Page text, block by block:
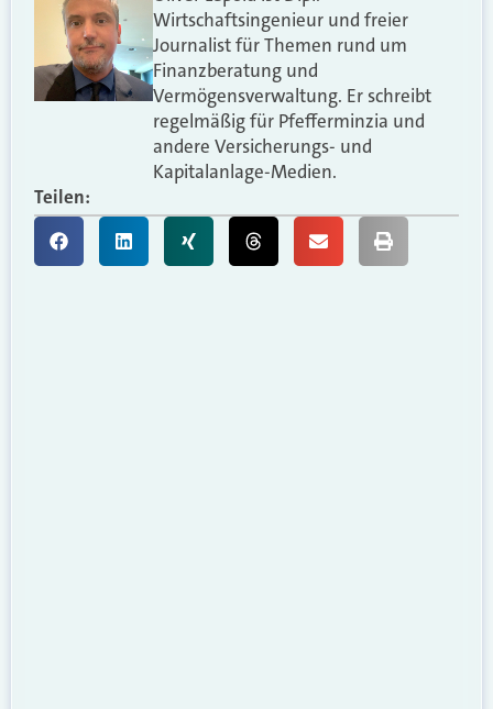
Wirtschaftsingenieur und freier
Journalist für Themen rund um
Finanzberatung und
Vermögensverwaltung. Er schreibt
regelmäßig für Pfefferminzia und
andere Versicherungs- und
Kapitalanlage-Medien.
Teilen: